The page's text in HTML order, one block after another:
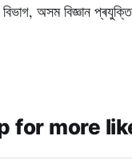
বিভাগ, অসম বিজ্ঞান
for more